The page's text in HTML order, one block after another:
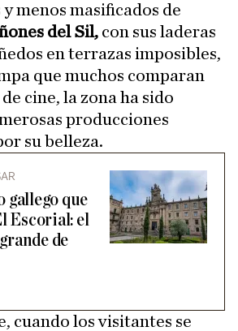
menos masificados de
del Sil, con sus laderas
en terrazas imposibles,
que muchos comparan
cine, la zona ha sido
producciones
su belleza.
gallego que
Escorial: el
de
cuando los visitantes se